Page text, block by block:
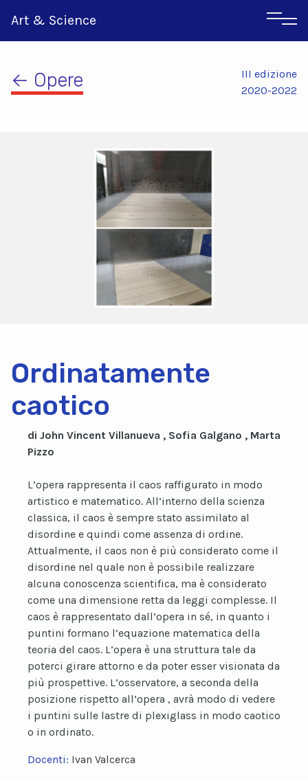
Art & Science
Inglese
Greco
← Opere
III edizione
2020-2022
Ordinatamente
caotico
di John Vincent Villanueva , Sofia Galgano , Marta
Pizzo
L’opera rappresenta il caos raffigurato in modo
artistico e matematico. All’interno della scienza
classica, il caos è sempre stato assimilato al
disordine e quindi come assenza di ordine.
Attualmente, il caos non è più considerato come il
disordine nel quale non è possibile realizzare
alcuna conoscenza scientifica, ma è considerato
come una dimensione retta da leggi complesse. Il
caos è rappresentato dall’opera in sé, in quanto i
puntini formano l’equazione matematica della
teoria del caos. L’opera è una struttura tale da
poterci girare attorno e da poter esser visionata da
più prospettive. L’osservatore, a seconda della
posizione rispetto all’opera , avrà modo di vedere
i puntini sulle lastre di plexiglass in modo caotico
o in ordinato.
Docenti: Ivan Valcerca